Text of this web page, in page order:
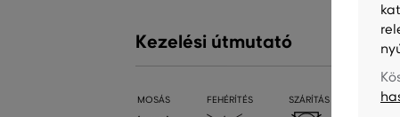
Kezelési útmutató
MOSÁS FEHÉRÍTÉS SZÁRÍTÁS